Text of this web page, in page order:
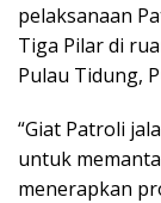
pelaksanaan
Tiga Pilar di
Pulau Tidung,
“Giat Patroli
untuk
menerapkan